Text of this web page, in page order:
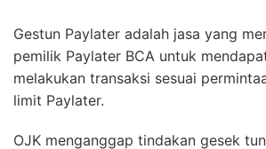
Gestun Paylater adalah jasa yang
pemilik Paylater BCA untuk
melakukan transaksi sesuai
limit Paylater.
OJK menganggap tindakan gesek